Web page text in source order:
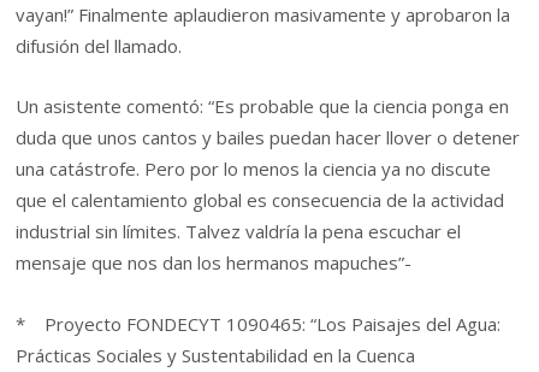
vayan!” Finalmente aplaudieron masivamente y aprobaron la
difusión del llamado.
Un asistente comentó: “Es probable que la ciencia ponga en
duda que unos cantos y bailes puedan hacer llover o detener
una catástrofe. Pero por lo menos la ciencia ya no discute
que el calentamiento global es consecuencia de la actividad
industrial sin límites. Talvez valdría la pena escuchar el
mensaje que nos dan los hermanos mapuches”-
* Proyecto FONDECYT 1090465: “Los Paisajes del Agua:
Prácticas Sociales y Sustentabilidad en la Cuenca